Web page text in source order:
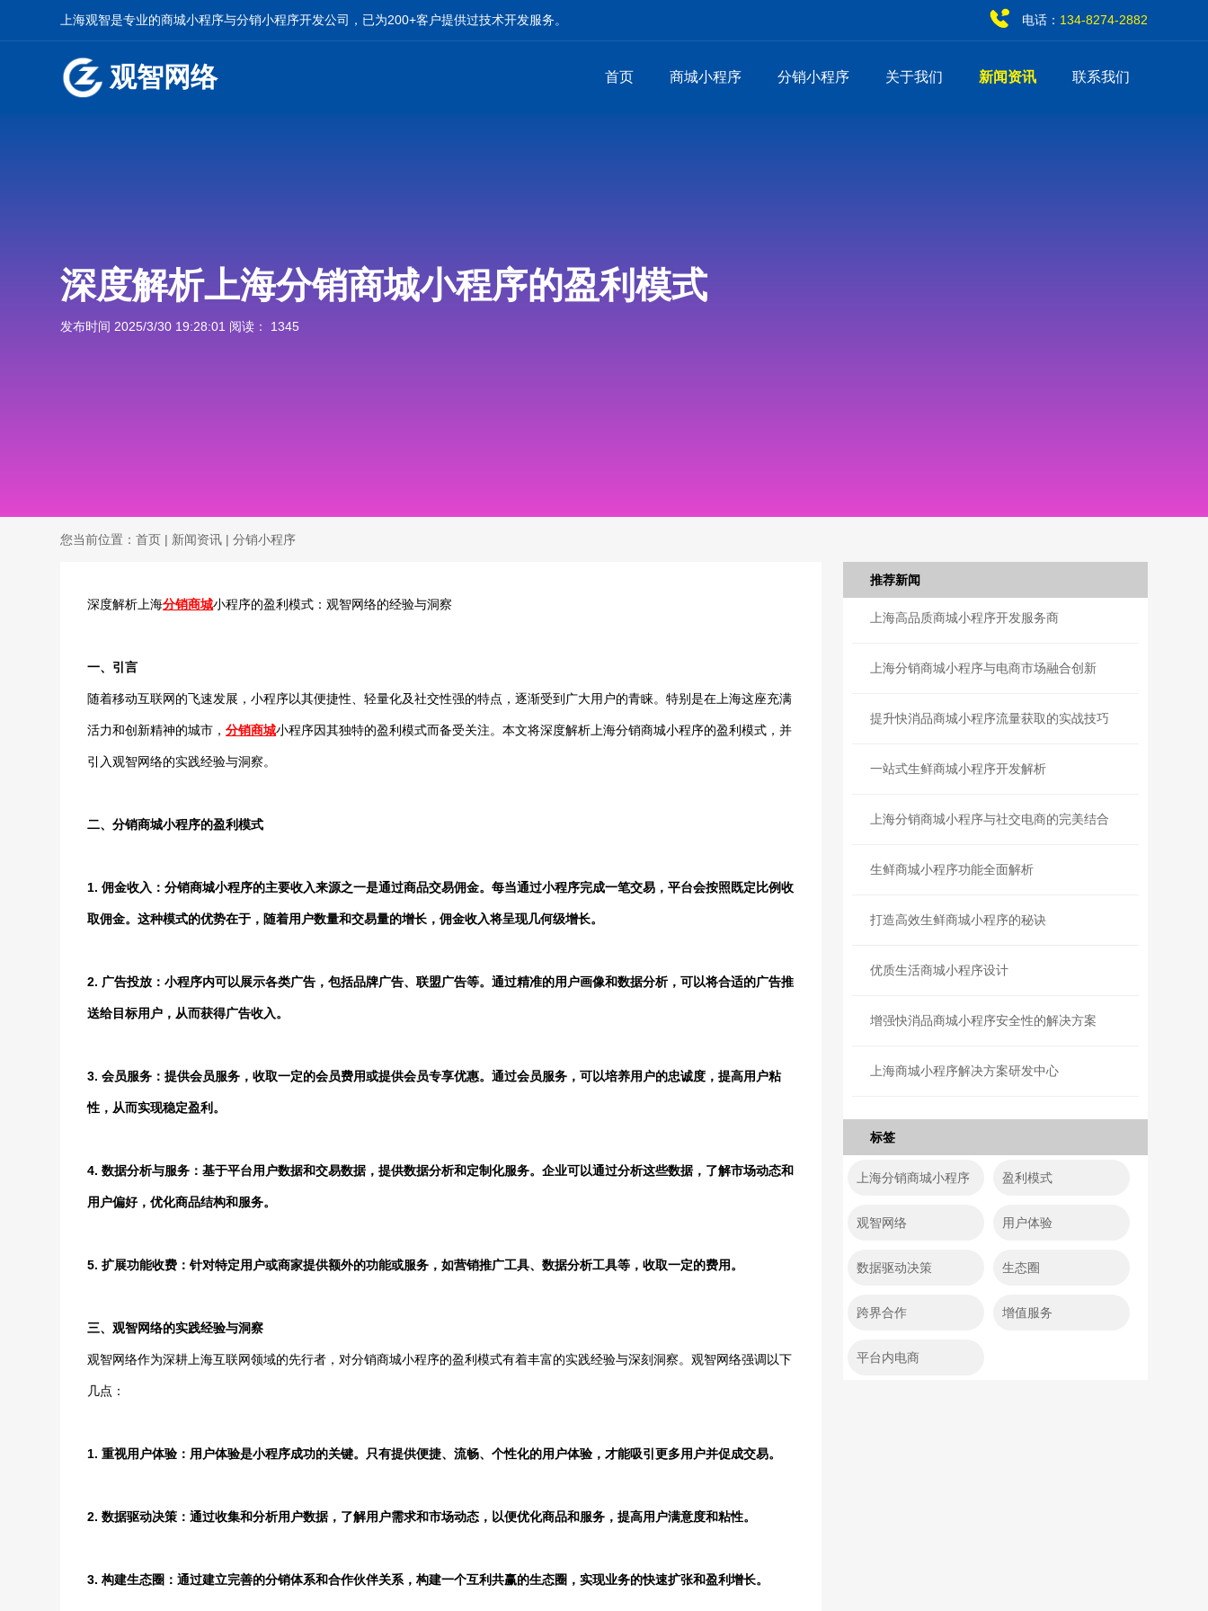
上海观智是专业的商城小程序与分销小程序开发公司，已为200+客户提供过技术开发服务。 134-8274-2882
电话：
观智网络 首页 商城小程序 分销小程序 关于我们 新闻资讯 联系我们
深度解析上海分销商城小程序的盈利模式
发布时间 2025/3/30 19:28:01 阅读： 1345
您当前位置：首页 | 新闻资讯 | 分销小程序
深度解析上海分销商城小程序的盈利模式：观智网络的经验与洞察
一、引言
随着移动互联网的飞速发展，小程序以其便捷性、轻量化及社交性强的特点，逐渐受到广大用户的青睐。特别是在上海这座充满
活力和创新精神的城市，分销商城小程序因其独特的盈利模式而备受关注。本文将深度解析上海分销商城小程序的盈利模式，并
引入观智网络的实践经验与洞察。
二、分销商城小程序的盈利模式
1. 佣金收入：分销商城小程序的主要收入来源之一是通过商品交易佣金。每当通过小程序完成一笔交易，平台会按照既定比例收
取佣金。这种模式的优势在于，随着用户数量和交易量的增长，佣金收入将呈现几何级增长。
2. 广告投放：小程序内可以展示各类广告，包括品牌广告、联盟广告等。通过精准的用户画像和数据分析，可以将合适的广告推
送给目标用户，从而获得广告收入。
3. 会员服务：提供会员服务，收取一定的会员费用或提供会员专享优惠。通过会员服务，可以培养用户的忠诚度，提高用户粘
性，从而实现稳定盈利。
4. 数据分析与服务：基于平台用户数据和交易数据，提供数据分析和定制化服务。企业可以通过分析这些数据，了解市场动态和
用户偏好，优化商品结构和服务。
5. 扩展功能收费：针对特定用户或商家提供额外的功能或服务，如营销推广工具、数据分析工具等，收取一定的费用。
三、观智网络的实践经验与洞察
观智网络作为深耕上海互联网领域的先行者，对分销商城小程序的盈利模式有着丰富的实践经验与深刻洞察。观智网络强调以下
几点：
1. 重视用户体验：用户体验是小程序成功的关键。只有提供便捷、流畅、个性化的用户体验，才能吸引更多用户并促成交易。
2. 数据驱动决策：通过收集和分析用户数据，了解用户需求和市场动态，以便优化商品和服务，提高用户满意度和粘性。
3. 构建生态圈：通过建立完善的分销体系和合作伙伴关系，构建一个互利共赢的生态圈，实现业务的快速扩张和盈利增长。
推荐新闻
上海高品质商城小程序开发服务商
上海分销商城小程序与电商市场融合创新
提升快消品商城小程序流量获取的实战技巧
一站式生鲜商城小程序开发解析
上海分销商城小程序与社交电商的完美结合
生鲜商城小程序功能全面解析
打造高效生鲜商城小程序的秘诀
优质生活商城小程序设计
增强快消品商城小程序安全性的解决方案
上海商城小程序解决方案研发中心
标签
上海分销商城小程序 盈利模式
观智网络 用户体验
数据驱动决策 生态圈
跨界合作 增值服务
平台内电商